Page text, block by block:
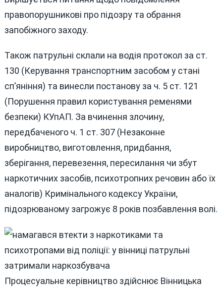
правопорушникові про підозру та обрання
запобіжного заходу.
Також патрульні склали на водія протокол за ст.
130 (Керування транспортним засобом у стані
сп’яніння) та винесли постанову за ч. 5 ст. 121
(Порушення правил користування ременями
безпеки) КУпАП. За вчинення злочину,
передбаченого ч. 1 ст. 307 (Незаконне
виробництво, виготовлення, придбання,
зберігання, перевезення, пересилання чи збут
наркотичних засобів, психотропних речовин або їх
аналогів) Кримінального кодексу України,
підозрюваному загрожує 8 років позбавлення волі.
Процесуальне керівництво здійснює Вінницька